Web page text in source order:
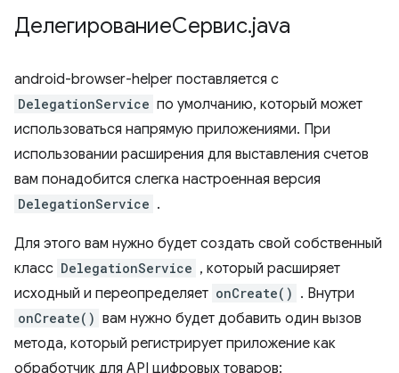
ДелегированиеСервис.java
android-browser-helper поставляется с
DelegationService по умолчанию, который может
использоваться напрямую приложениями. При
использовании расширения для выставления счетов
вам понадобится слегка настроенная версия
DelegationService .
Для этого вам нужно будет создать свой собственный
класс DelegationService , который расширяет
исходный и переопределяет onCreate() . Внутри
onCreate() вам нужно будет добавить один вызов
метода, который регистрирует приложение как
обработчик для API цифровых товаров: